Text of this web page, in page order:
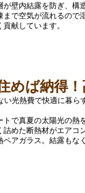
壁内結露を防ぎ、構
で空気が流れるので
献しています。
めば納得
い光熱費で快適に暮ら
で真夏の太陽光の熱
めた断熱材がエアコ
ペアガラス。結露もな